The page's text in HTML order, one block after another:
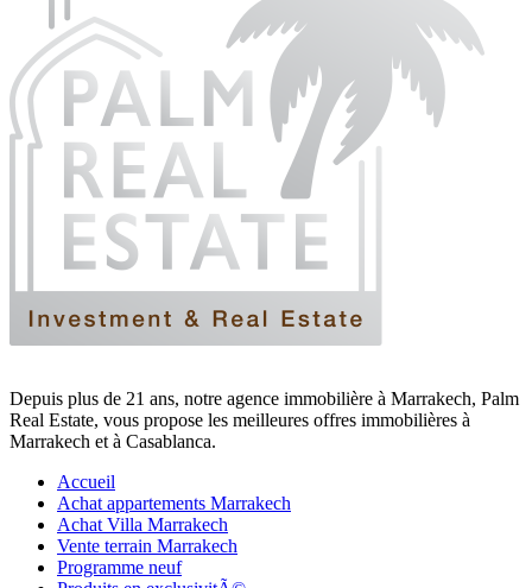
Depuis plus de 21 ans, notre agence immobilière à Marrakech, Palm
Real Estate, vous propose les meilleures offres immobilières à
Marrakech et à Casablanca.
Accueil
Achat appartements Marrakech
Achat Villa Marrakech
Vente terrain Marrakech
Programme neuf